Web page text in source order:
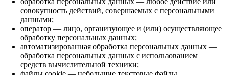
совокупность действий, совершаемых с персональными
данными;
оператор — лицо, организующее и (или) осуществляющее
обработку персональных данных;
автоматизированная обработка персональных данных —
обработка персональных данных с использованием
средств вычислительной техники;
файлы cookie — небольшие текстовые файлы,